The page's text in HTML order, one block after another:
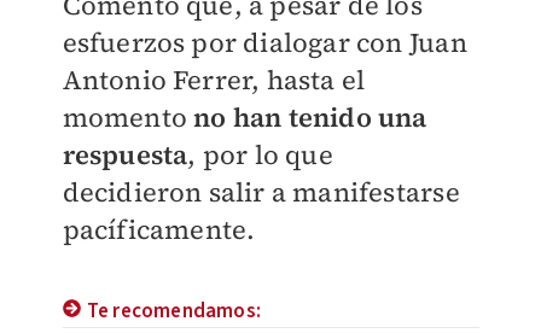
esfuerzos por dialogar con Juan
Antonio Ferrer, hasta el
momentono han tenido una
respuesta, por lo que
decidieron salir a manifestarse
pacíficamente.
Te recomendamos: